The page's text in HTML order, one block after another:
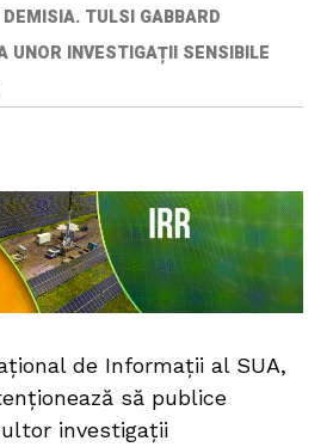
TULSI GABBARD
UNOR INVESTIGAȚII SENSIBILE
de Informații al SUA,
să publice
investigații